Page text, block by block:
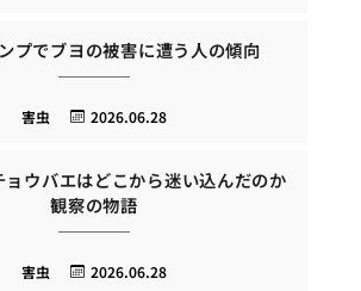
プでブヨの被害に遭う人の傾向
2026.06.28
害虫
ョウバエはどこから迷い込んだのか
観察の物語
2026.06.28
害虫